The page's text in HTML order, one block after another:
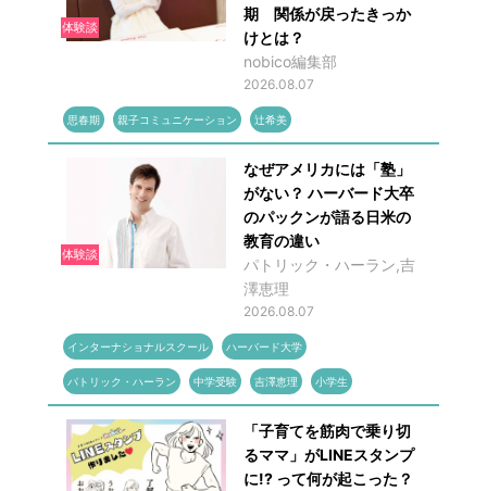
体験談
期 関係が戻ったきっか
けとは？
nobico編集部
2026.08.07
思春期 親子コミュニケーション 辻希美
体験談
なぜアメリカには「塾」
がない？ ハーバード大卒
のパックンが語る日米の
教育の違い
パトリック・ハーラン,吉
澤恵理
2026.08.07
インターナショナルスクール ハーバード大学
パトリック・ハーラン 中学受験 吉澤恵理 小学生
「子育てを筋肉で乗り切
るママ」がLINEスタンプ
に!? って何が起こった？